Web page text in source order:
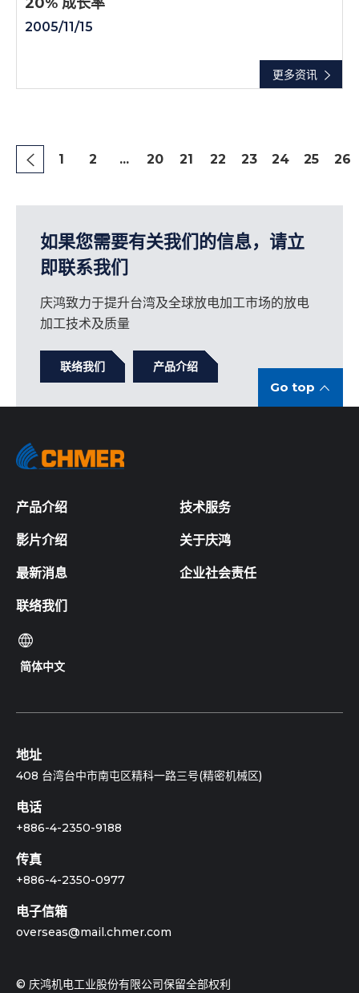
更多资讯
2005/11/15
1 2 ... 20 21 22 23 24 25 26
如果您需要有关我们的信息，请立
即联系我们
庆鸿致力于提升台湾及全球放电加工市场的放电
加工技术及质量
联络我们 产品介绍
Go top
产品介绍 技术服务
影片介绍 关于庆鸿
最新消息 企业社会责任
联络我们
简体中文
地址
408 台湾台中市南屯区精科一路三号(精密机械区)
电话
+886-4-2350-9188
传真
+886-4-2350-0977
电子信箱
overseas@mail.chmer.com
© 庆鸿机电工业股份有限公司保留全部权利